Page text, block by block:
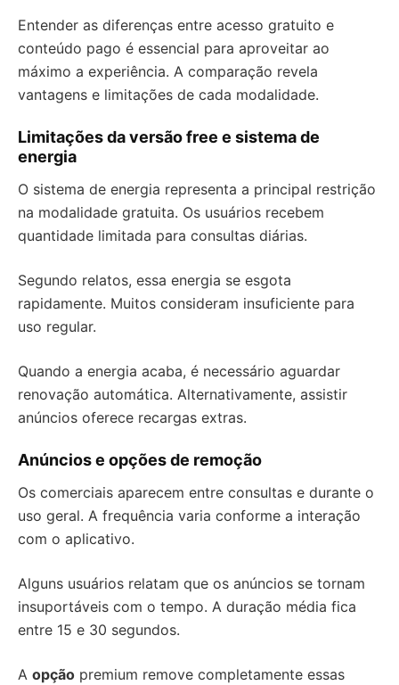
Entender as diferenças entre acesso gratuito e
conteúdo pago é essencial para aproveitar ao
máximo a experiência. A comparação revela
vantagens e limitações de cada modalidade.
Limitações da versão free e sistema de
energia
O sistema de energia representa a principal restrição
na modalidade gratuita. Os usuários recebem
quantidade limitada para consultas diárias.
Segundo relatos, essa energia se esgota
rapidamente. Muitos consideram insuficiente para
uso regular.
Quando a energia acaba, é necessário aguardar
renovação automática. Alternativamente, assistir
anúncios oferece recargas extras.
Anúncios e opções de remoção
Os comerciais aparecem entre consultas e durante o
uso geral. A frequência varia conforme a interação
com o aplicativo.
Alguns usuários relatam que os anúncios se tornam
insuportáveis com o tempo. A duração média fica
entre 15 e 30 segundos.
A opção premium remove completamente essas